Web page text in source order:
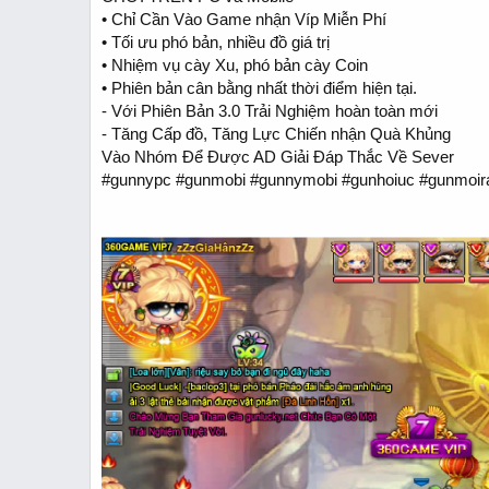
t
e
• Chỉ Cần Vào Game nhận Víp Miễn Phí
• Tối ưu phó bản, nhiều đồ giá trị
• Nhiệm vụ cày Xu, phó bản cày Coin
• Phiên bản cân bằng nhất thời điểm hiện tại.
- Với Phiên Bản 3.0 Trải Nghiệm hoàn toàn mới
- Tăng Cấp đồ, Tăng Lực Chiến nhận Quà Khủng
Vào Nhóm Để Được AD Giải Đáp Thắc Về Sever
#gunnypc #gunmobi #gunnymobi #gunhoiuc